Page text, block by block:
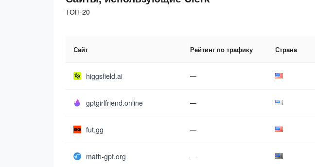
ТОП-20
Сайт Рейтинг по трафику Страна
higgsfield.ai —
gptgirlfriend.online —
fut.gg —
math-gpt.org —